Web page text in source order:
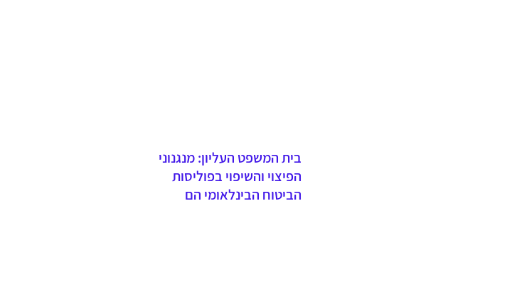
בית המשפט העליון: מנגנוני
הפיצוי והשיפוי בפוליסות
הביטוח הבינלאומי הם